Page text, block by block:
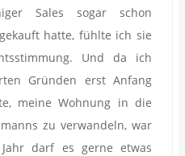
Sales sogar schon
hatte, fühlte ich sie
Und da ich
Gründen erst Anfang
meine Wohnung in die
zu verwandeln, war
darf es gerne etwas